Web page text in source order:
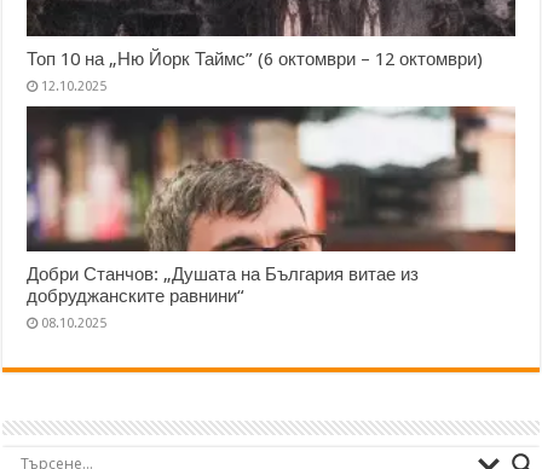
Топ 10 на „Ню Йорк Таймс” (6 октомври – 12 октомври)
12.10.2025
Добри Станчов: „Душата на България витае из
добруджанските равнини“
08.10.2025